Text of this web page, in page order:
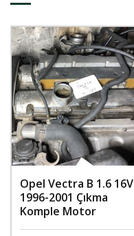
Opel Vectra B 1.6 16V
1996-2001 Çıkma
Komple Motor